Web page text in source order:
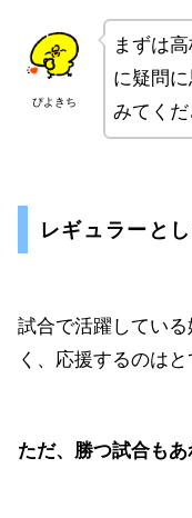
ぴよきち
まずは
に疑問
みてくだ
レギュラーと
試合で活躍してい
く、応援するのは
ただ、勝つ試合もあ